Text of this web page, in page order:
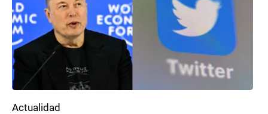
Actualidad